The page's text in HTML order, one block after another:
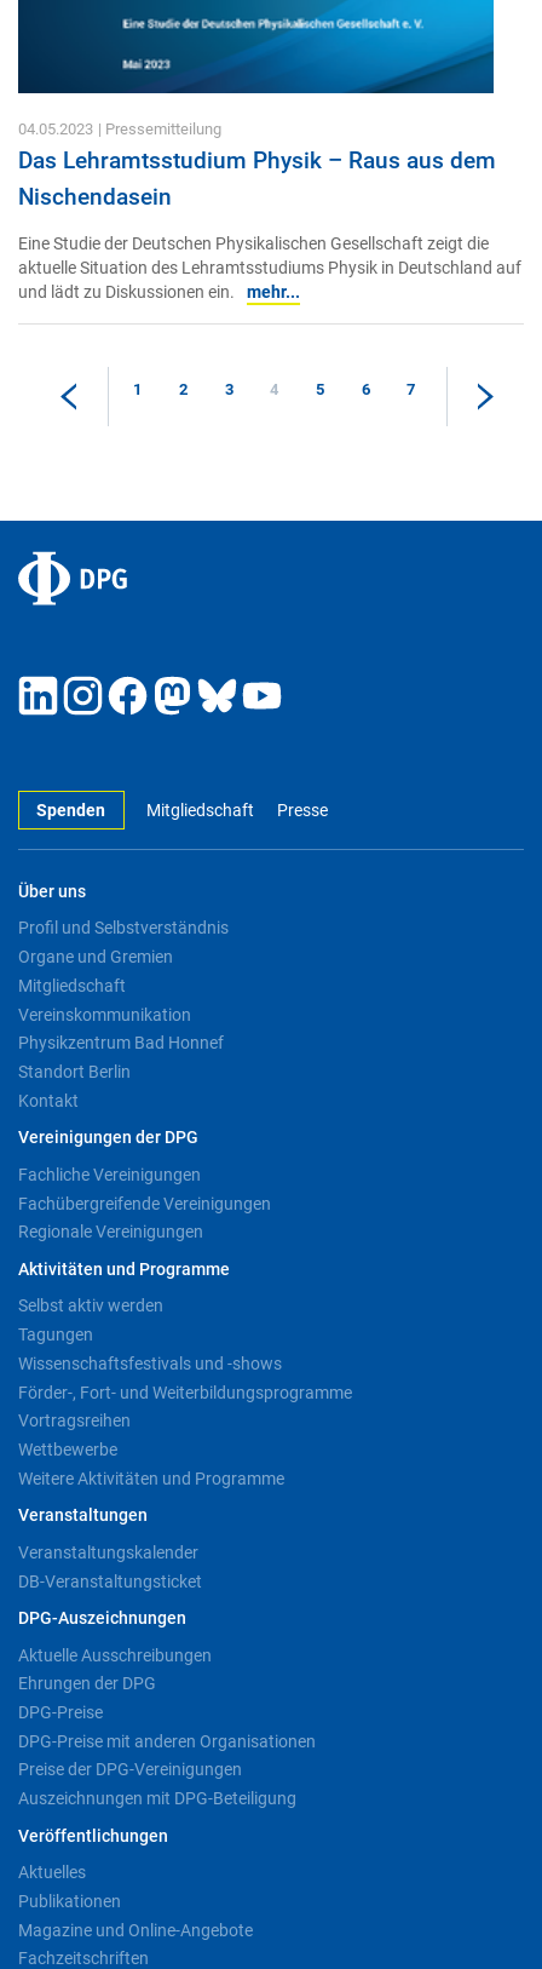
04.05.2023 | Pressemitteilung
Das Lehramtsstudium Physik – Raus aus dem
Nischendasein
Eine Studie der Deutschen Physikalischen Gesellschaft zeigt die
aktuelle Situation des Lehramtsstudiums Physik in Deutschland auf
und lädt zu Diskussionen ein.
mehr...
1 2 3 4 5 6 7
Spenden Mitgliedschaft Presse
Über uns
Profil und Selbstverständnis
Organe und Gremien
Mitgliedschaft
Vereinskommunikation
Physikzentrum Bad Honnef
Standort Berlin
Kontakt
Vereinigungen der DPG
Fachliche Vereinigungen
Fachübergreifende Vereinigungen
Regionale Vereinigungen
Aktivitäten und Programme
Selbst aktiv werden
Tagungen
Wissenschaftsfestivals und -shows
Förder-, Fort- und Weiterbildungsprogramme
Vortragsreihen
Wettbewerbe
Weitere Aktivitäten und Programme
Veranstaltungen
Veranstaltungskalender
DB-Veranstaltungsticket
DPG-Auszeichnungen
Aktuelle Ausschreibungen
Ehrungen der DPG
DPG-Preise
DPG-Preise mit anderen Organisationen
Preise der DPG-Vereinigungen
Auszeichnungen mit DPG-Beteiligung
Veröffentlichungen
Aktuelles
Publikationen
Magazine und Online-Angebote
Fachzeitschriften